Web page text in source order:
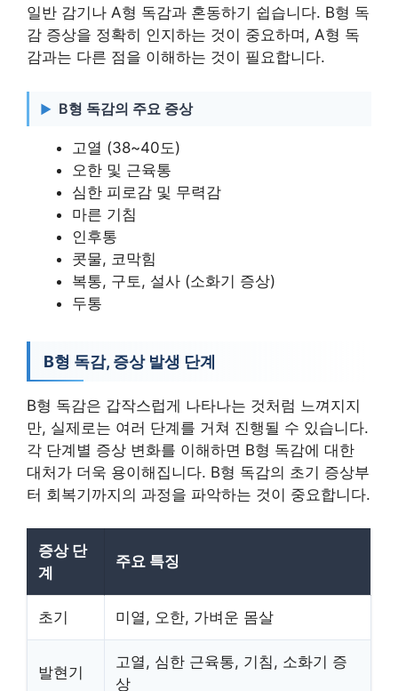
일반 감기나 A형 독감과 혼동하기 쉽습니다. B형 독
감 증상을 정확히 인지하는 것이 중요하며, A형 독
감과는 다른 점을 이해하는 것이 필요합니다.
B형 독감의 주요 증상
고열 (38~40도)
오한 및 근육통
심한 피로감 및 무력감
마른 기침
인후통
콧물, 코막힘
복통, 구토, 설사 (소화기 증상)
두통
B형 독감, 증상 발생 단계
B형 독감은 갑작스럽게 나타나는 것처럼 느껴지지
만, 실제로는 여러 단계를 거쳐 진행될 수 있습니다.
각 단계별 증상 변화를 이해하면 B형 독감에 대한
대처가 더욱 용이해집니다. B형 독감의 초기 증상부
터 회복기까지의 과정을 파악하는 것이 중요합니다.
증상 단
계
주요 특징
초기 미열, 오한, 가벼운 몸살
발현기
고열, 심한 근육통, 기침, 소화기 증
상